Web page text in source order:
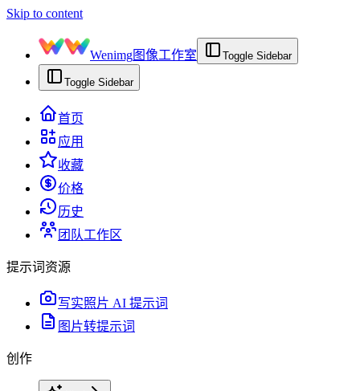
Skip to content
Wenimg图像工作室 Toggle Sidebar
Toggle Sidebar
首页
应用
收藏
价格
历史
团队工作区
提示词资源
写实照片 AI 提示词
图片转提示词
创作